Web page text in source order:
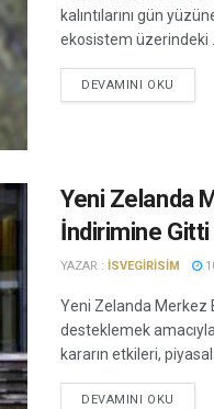
kalıntılarını gün
ekosistem üzerindeki ...
DEVAMINI OKU
Yeni Zelanda
İndirimine Gitti
YAZAR : ISVEGIRISIM
Yeni Zelanda Merkez
desteklemek
kararın etkileri,
DEVAMINI OKU